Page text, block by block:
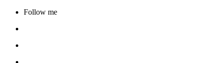
Follow me